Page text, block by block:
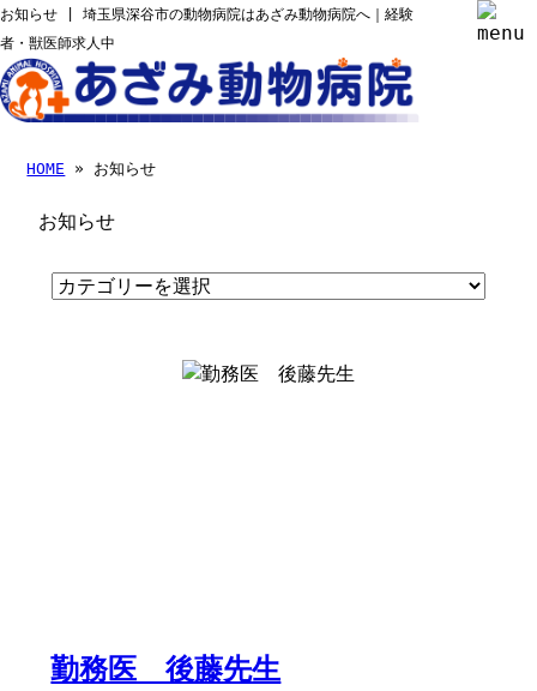
お知らせ | 埼玉県深谷市の動物病院はあざみ動物病院へ｜経験
者・獣医師求人中
HOME » お知らせ
お知らせ
勤務医 後藤先生